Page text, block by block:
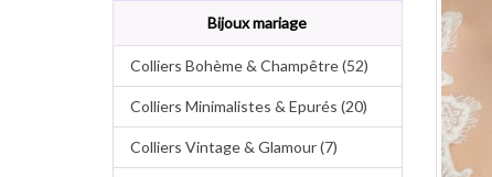
Bijoux mariage
Colliers Bohème & Champêtre (52)
Colliers Minimalistes & Epurés (20)
Colliers Vintage & Glamour (7)